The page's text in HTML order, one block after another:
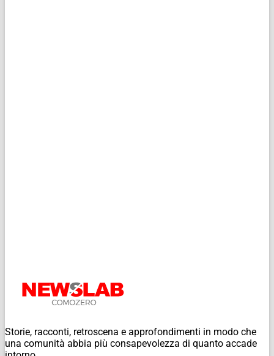
Storie, racconti, retroscena e approfondimenti in modo che
una comunità abbia più consapevolezza di quanto accade